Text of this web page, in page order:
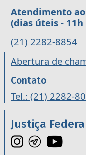
Atendimento
(dias úteis - 11h
(21) 2282-8854
Abertura de
Contato
Tel.: (21) 2282-
Justiça